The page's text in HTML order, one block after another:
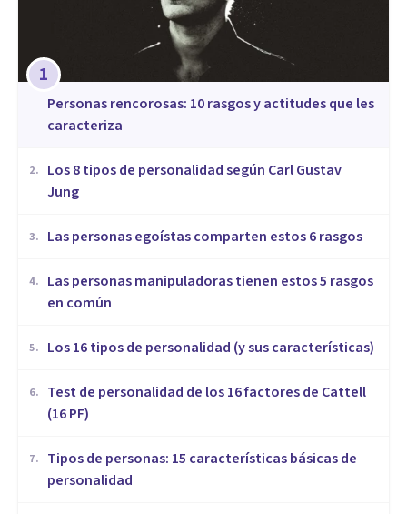
1
​Personas rencorosas: 10 rasgos y actitudes que les
caracteriza
2.
​Los 8 tipos de personalidad según Carl Gustav
Jung
3. Las personas egoístas comparten estos 6 rasgos
4.
Las personas manipuladoras tienen estos 5 rasgos
en común
5. Los 16 tipos de personalidad (y sus características)
6.
Test de personalidad de los 16 factores de Cattell
(16 PF)
7.
Tipos de personas: 15 características básicas de
personalidad